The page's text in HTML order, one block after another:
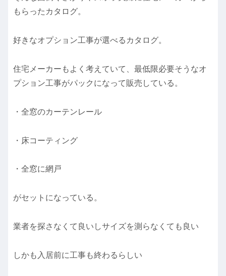
もらったカタログ。
好きなオプション工事が選べるカタログ。
住宅メーカーもよく考えていて、最低限必要そうなオ
プション工事がパックになって販売している。
・全窓のカーテンレール
・床コーティング
・全窓に網戸
がセットになっている。
業者を探さなくて良いしサイズを測らなくても良い
しかも入居前に工事も終わるらしい